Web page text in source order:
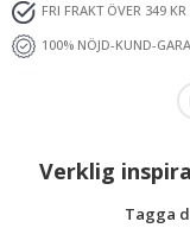
FRI FRAKT ÖVER 349 KR
100% NÖJD-KUND-
Verklig
Tagga